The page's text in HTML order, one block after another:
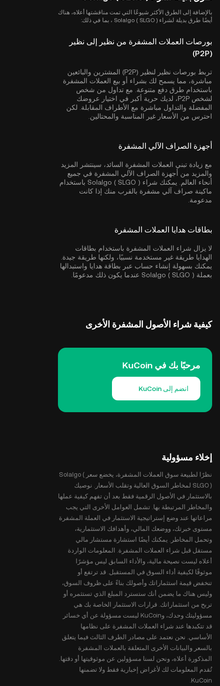
بالإضافة إلى الطرق الأكثر شيوعًا التي تمت مناقشتها أعلاه، هناك
أيضًا طرق بديلة لشراء Solalgo ( SLGO ) ، بما في ذلك:
بورصات العملات المشفرة من نظير إلى نظير
(P2P)
تربط بورصات نظير لنظير (P2P) المشترين والبائعين
مباشرة، مما يسمح لك بشراء أو بيع العملات المشفرة
باستخدام طرق دفع متنوعة. مع تداول من شخص
لشخص P2P، لديك حرية أكبر في اختيار عروضك
المفضلة والتداول مباشرة مع الأطراف المقابلة. لكن
احترس من الأسعار غير المناسبة والمحتالين.
أجهزة الصراف الآلي المشفرة
مع زيادة تبني العملات المشفرة السائد، سينتشر المزيد
والمزيد من أجهزة الصراف الآلي المشفرة في جميع
أنحاء العالم. يمكنك شراء Solalgo ( SLGO ) باستخدام
ماكينة صراف آلي مشفرة بالقرب منك إذا كانت
مدعومة.
بطاقات هدايا العملات المشفرة
لا يزال شراء العملات المشفرة باستخدام بطاقات
الهدايا طريقة غير مستخدمة نسبيًا، ولكنها طريقة جيدة.
يمكنك بسهولة إنشاء حساب عبر بطاقة هدايا واستبدالها
بعملة Solalgo ( SLGO ) عندما يكون ذلك مدعومًا.
كيفية شراء الأصول المشفرة الأخرى
مرحبًا بك في KuCoin
انضم إلى KuCoin
إخلاء مسؤولية
نظرًا لطبيعة سوق العملات المشفرة، يخضع سعر Solalgo (
SLGO ) لمخاطر السوق العالية وتقلب الأسعار. نوصيك
بالاستثمار في الأصول الرقمية فقط بعد أن تفهم كيفية عملها
والمخاطر المرتبطة بها. تشمل العوامل الأخرى التي يجب
مراعاتها عند وضع إستراتيجية الاستثمار في العملة المشفرة
مستوى خبرتك، ووضعك المالي، وأهدافك الاستثمارية،
وتحمل المخاطر. يمكنك أيضًا استشارة مستشار مالي
مستقل قبل شراء العملات المشفرة. المعلومات الواردة
أعلاه ليست نصيحة مالية، والأداء السابق ليس مؤشرًا
موثوقًا لكيفية أداء السوق في المستقبل. قد ترتفع أو
تنخفض قيمة استثماراتك وأصولك بناءً على ظروف السوق،
وليس هناك ما يضمن أنك ستسترد المبلغ الذي تستثمره أو
تربح من استثماراتك. قرارات الاستثمار الخاصة بك هي
مسؤوليتك وحدك، وKuCoin ليست مسؤولة عن أي خسائر
قد تتكبدها عند شراء العملات المشفرة على نظامها
الأساسي. نحن نعتمد على مصادر الطرف الثالث فيما يتعلق
بالسعر والبيانات الأخرى المتعلقة بالعملات المشفرة
المذكورة أعلاه، ونحن لسنا مسؤولين عن موثوقيتها أو دقتها.
تُقدم المعلومات لك لأغراض إخبارية فقط ولا تضمنها
KuCoin.